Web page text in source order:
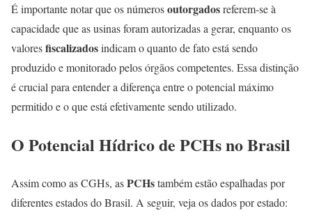
É importante notar que os númerosoutorgadosreferem-se à
capacidade que as usinas foram autorizadas a gerar, enquanto os
valoresfiscalizadosindicam o quanto de fato está sendo
produzido e monitorado pelos órgãos competentes. Essa distinção
é crucial para entender a diferença entre o potencial máximo
permitido e o que está efetivamente sendo utilizado.
O Potencial Hídrico de PCHs no Brasil
Assim como as CGHs, asPCHstambém estão espalhadas por
diferentes estados do Brasil. A seguir, veja os dados por estado: